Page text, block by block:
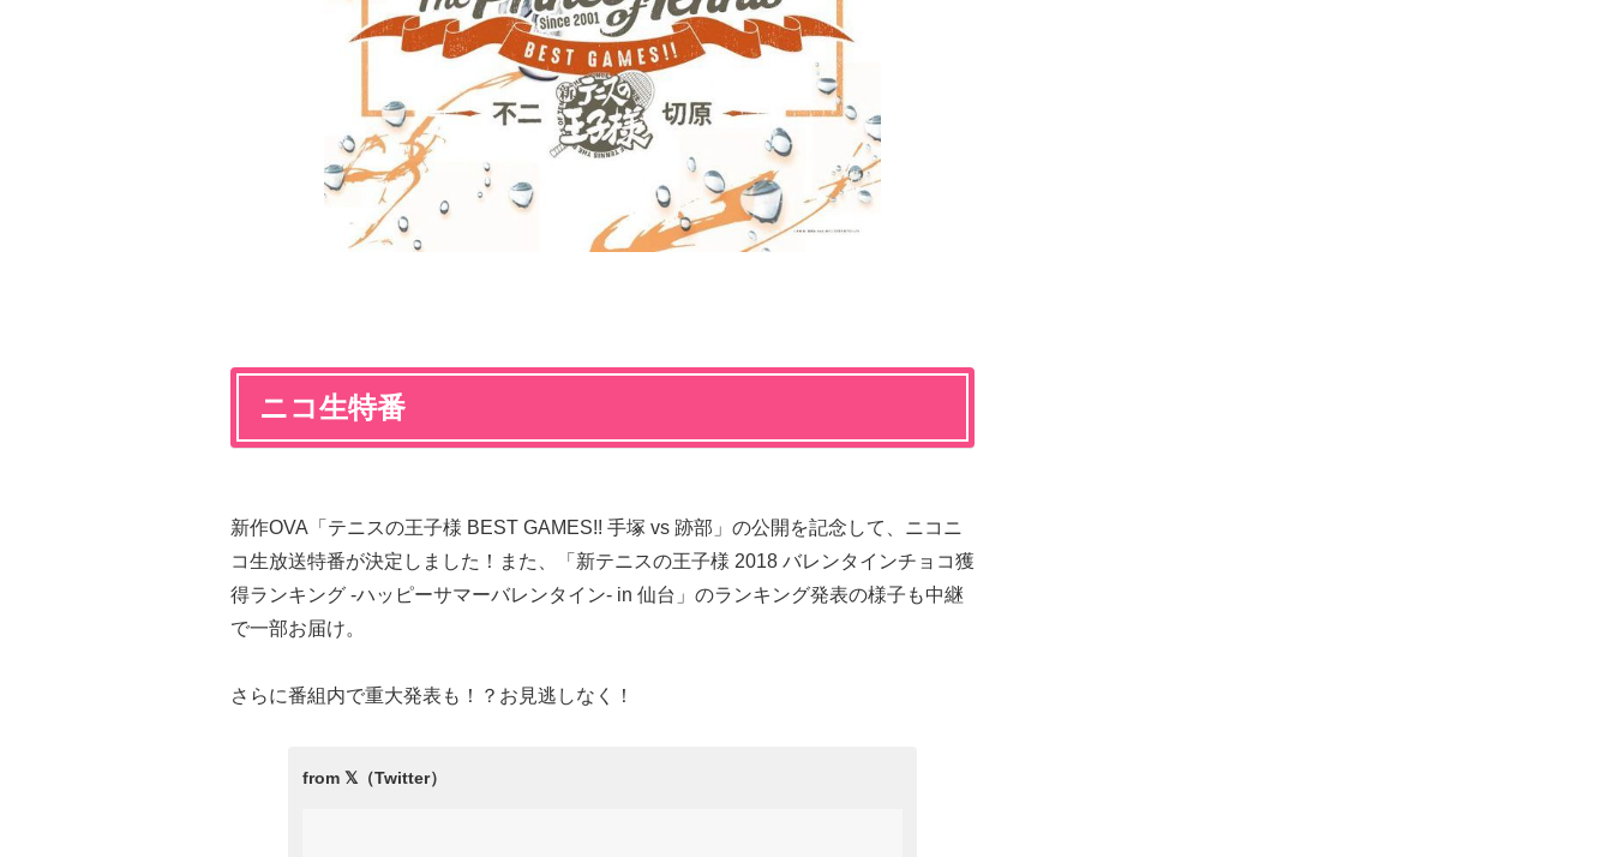
ニコ生特番
新作OVA「テニスの王子様 BEST GAMES!! 手塚 vs 跡部」の公開を記念して、ニコニ
コ生放送特番が決定しました！また、「新テニスの王子様 2018 バレンタインチョコ獲
得ランキング -ハッピーサマーバレンタイン- in 仙台」のランキング発表の様子も中継
で一部お届け。
さらに番組内で重大発表も！？お見逃しなく！